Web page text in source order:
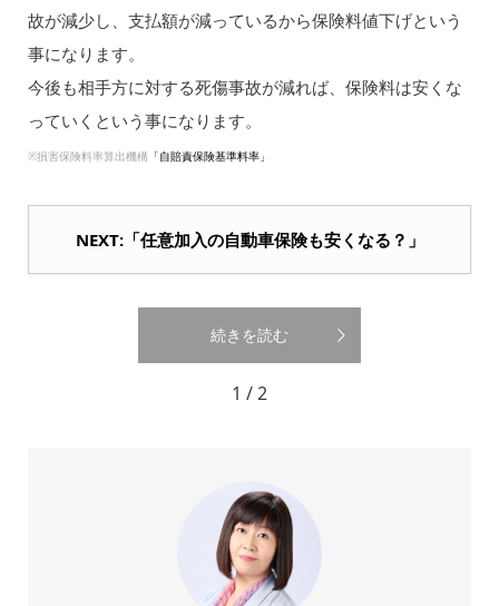
故が減少し、支払額が減っているから保険料値下げという
事になります。
今後も相手方に対する死傷事故が減れば、保険料は安くな
っていくという事になります。
※損害保険料率算出機構 「自賠責保険基準料率」
NEXT:「任意加入の自動車保険も安くなる？」
続きを読む
1 / 2